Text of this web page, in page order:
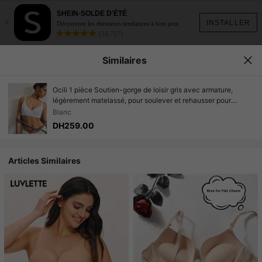
INSTALLER
SHEIN-SOLDE D'ÉTÉ
Découvrez les dernières tendances à bon prix.
Similaires
Ocili 1 pièce Soutien-gorge de loisir gris avec armature,
légèrement matelassé, pour soulever et rehausser pour
femmes
Blanc
DH259.00
Articles Similaires